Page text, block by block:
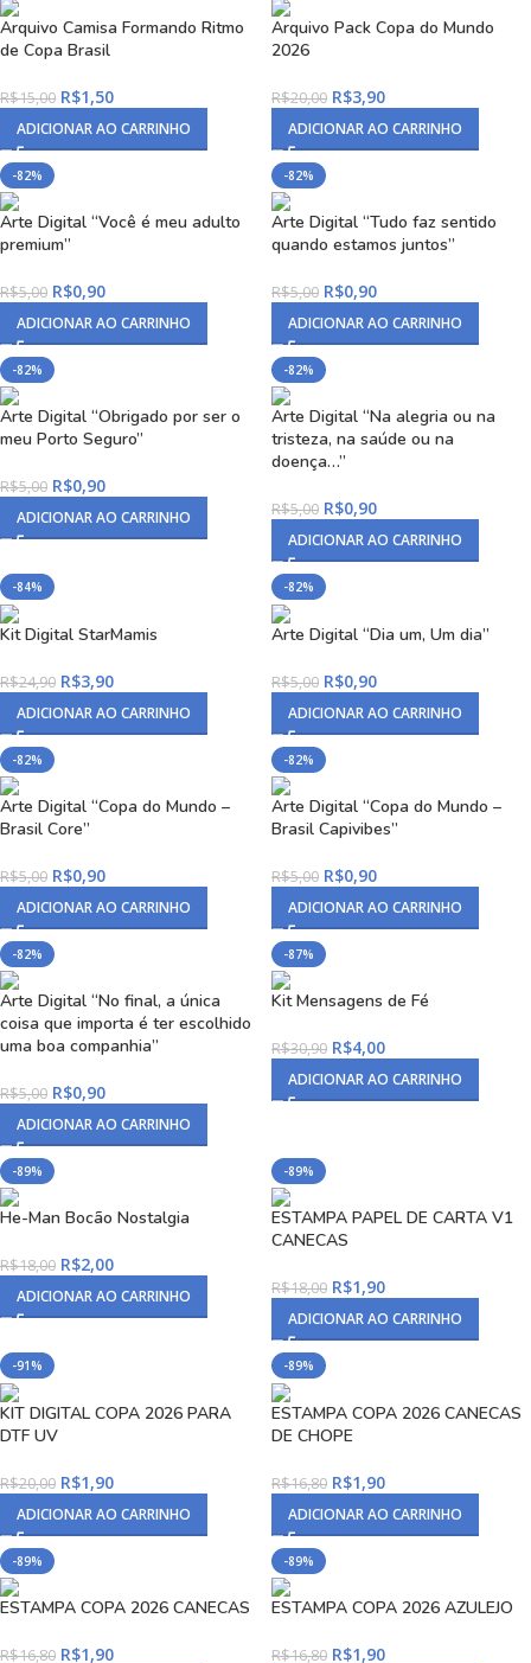
Arquivo Camisa Formando Ritmo
de Copa Brasil
R$15,00 R$1,50
ADICIONAR AO CARRINHO
Arquivo Pack Copa do Mundo
2026
R$20,00 R$3,90
ADICIONAR AO CARRINHO
-82%
Arte Digital “Você é meu adulto
premium”
R$5,00 R$0,90
ADICIONAR AO CARRINHO
-82%
Arte Digital “Tudo faz sentido
quando estamos juntos”
R$5,00 R$0,90
ADICIONAR AO CARRINHO
-82%
Arte Digital “Obrigado por ser o
meu Porto Seguro”
R$5,00 R$0,90
ADICIONAR AO CARRINHO
-82%
Arte Digital “Na alegria ou na
tristeza, na saúde ou na
doença…”
R$5,00 R$0,90
ADICIONAR AO CARRINHO
-84%
Kit Digital StarMamis
R$24,90 R$3,90
ADICIONAR AO CARRINHO
-82%
Arte Digital “Dia um, Um dia”
R$5,00 R$0,90
ADICIONAR AO CARRINHO
-82%
Arte Digital “Copa do Mundo –
Brasil Core”
R$5,00 R$0,90
ADICIONAR AO CARRINHO
-82%
Arte Digital “Copa do Mundo –
Brasil Capivibes”
R$5,00 R$0,90
ADICIONAR AO CARRINHO
-82%
Arte Digital “No final, a única
coisa que importa é ter escolhido
uma boa companhia”
R$5,00 R$0,90
ADICIONAR AO CARRINHO
-87%
Kit Mensagens de Fé
R$30,90 R$4,00
ADICIONAR AO CARRINHO
-89%
He-Man Bocão Nostalgia
R$18,00 R$2,00
ADICIONAR AO CARRINHO
-89%
ESTAMPA PAPEL DE CARTA V1
CANECAS
R$18,00 R$1,90
ADICIONAR AO CARRINHO
-91%
KIT DIGITAL COPA 2026 PARA
DTF UV
R$20,00 R$1,90
ADICIONAR AO CARRINHO
-89%
ESTAMPA COPA 2026 CANECAS
DE CHOPE
R$16,80 R$1,90
ADICIONAR AO CARRINHO
-89%
ESTAMPA COPA 2026 CANECAS
R$16,80 R$1,90
-89%
ESTAMPA COPA 2026 AZULEJO
R$16,80 R$1,90